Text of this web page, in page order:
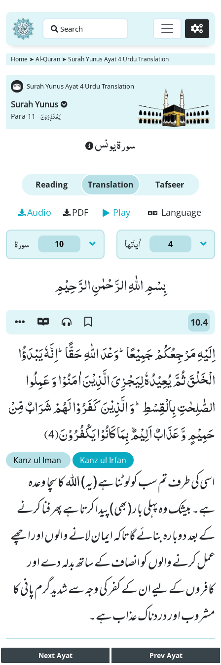
Search Go
Home ➤ Al-Quran ➤ Surah Yunus Ayat 4 Urdu Translation
Surah Yunus Ayat 4 Urdu Translation
Surah Yunus
Para 11 -یَعْتَذِرُوْنَ
سورة يونس
Reading Translation Tafseer
Audio PDF Play Language
سورۃ 10 اٰياتها 4
بِسْمِ اللّٰهِ الرَّحْمٰنِ الرَّحِیْمِ
10.4
اِلَیْهِ مَرْجِعُكُمْ جَمِیْعًاؕ-وَعْدَ اللّٰهِ حَقًّاؕ-اِنَّهٗ یَبْدَؤُا
الْخَلْقَ ثُمَّ یُعِیْدُهٗ لِیَجْزِیَ الَّذِیْنَ اٰمَنُوْا وَ عَمِلُوا
الصّٰلِحٰتِ بِالْقِسْطِؕ-وَ الَّذِیْنَ كَفَرُوْا لَهُمْ شَرَابٌ مِّنْ
حَمِیْمٍ وَّ عَذَابٌ اَلِیْمٌۢ بِمَا كَانُوْا یَكْفُرُوْنَ(4)
Kanz ul Iman Kanz ul Irfan
اسی کی طرف تم سب کو لوٹنا ہے (یہ) اللہ کا سچا وعدہ
ہے۔ بیشک وہ پہلی بار (بھی) پیدا کرتا ہے پھر فنا کرنے
کے بعد دوبارہ بنائے گا تاکہ ایمان لانے والوں اور اچھے
عمل کرنے والوں کو انصاف کے ساتھ بدلہ دے اور
کافروں کے لیے ان کے کفر کی وجہ سے شدید گرم پانی کا
مشروب اور دردناک عذاب ہے۔
Next Ayat Prev Ayat